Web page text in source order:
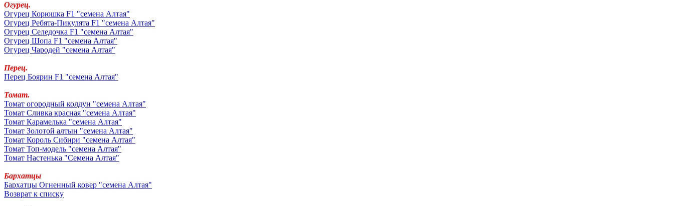
Огурец.
Огурец Корюшка F1 "семена Алтая"
Огурец Ребята-Пикулята F1 "семена Алтая"
Огурец Селедочка F1 "семена Алтая"
Огурец Шопа F1 "семена Алтая"
Огурец Чародей "семена Алтая"
Перец.
Перец Боярин F1 "семена Алтая"
Томат.
Томат огородный колдун "семена Алтая"
Томат Сливка красная "семена Алтая"
Томат Карамелька "семена Алтая"
Томат Золотой алтын "семена Алтая"
Томат Король Сибири "семена Алтая"
Томат Топ-модель "семена Алтая"
Томат Настенька "Семена Алтая"
Бархатцы
Бархатцы Огненный ковер "семена Алтая"
Возврат к списку